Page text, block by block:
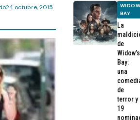
24 octubre, 2015
BAY
La
de
Widow’s
Bay:
una
de
terror y
19